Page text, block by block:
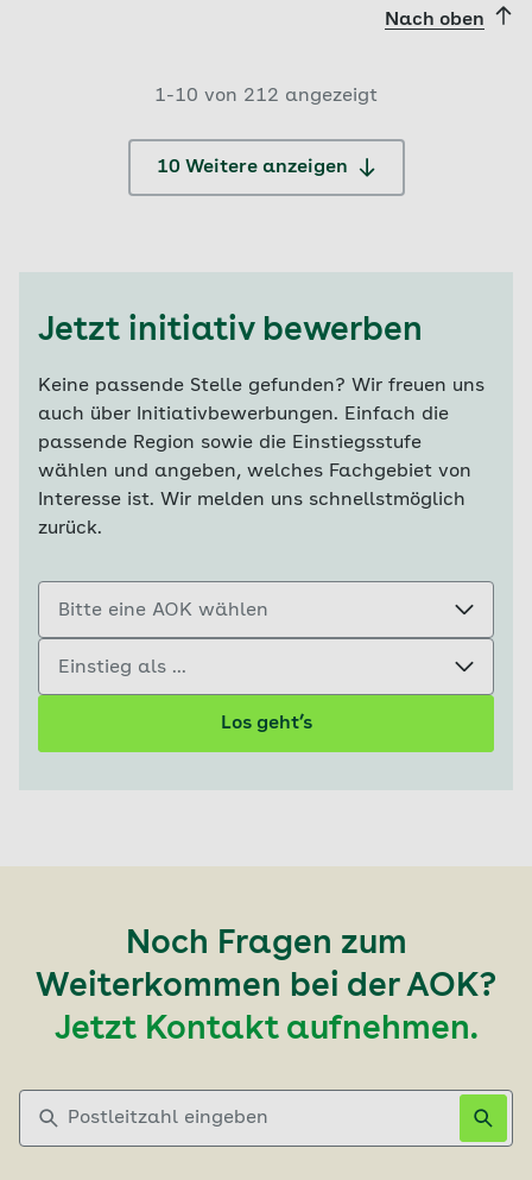
Nach oben
1-10 von 212 angezeigt
10 Weitere anzeigen
Jetzt initiativ bewerben
Keine passende Stelle gefunden? Wir freuen uns
auch über Initiativbewerbungen. Einfach die
passende Region sowie die Einstiegsstufe
wählen und angeben, welches Fachgebiet von
Interesse ist. Wir melden uns schnellstmöglich
zurück.
Los geht’s
Noch Fragen zum
Weiterkommen bei der AOK?
Jetzt Kontakt aufnehmen.